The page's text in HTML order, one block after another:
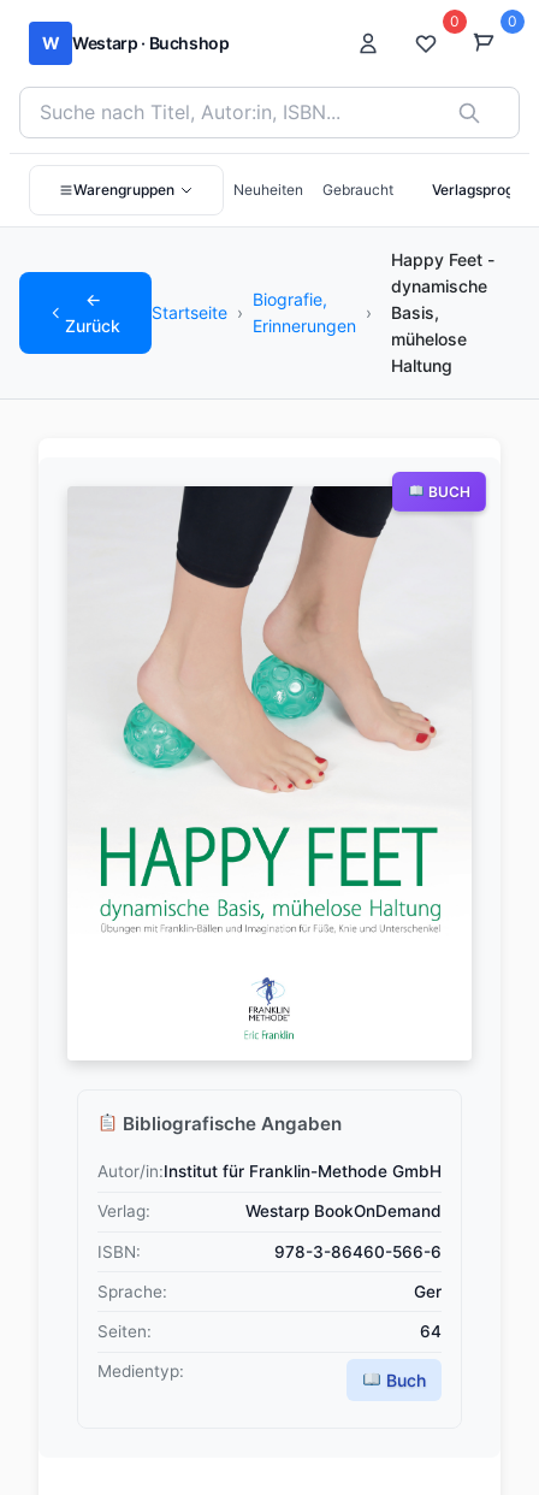
W Westarp · Buchshop
Bücher suchen nach Titel, Autor:in oder ISBN
0 0
Warengruppen Neuheiten Gebraucht
←
Zurück
Startseite ›
Biografie,
Erinnerungen
›
Happy Feet -
dynamische
Basis,
mühelose
Haltung
Bibliografische Angaben
Autor/in:Institut für Franklin-Methode GmbH
Verlag: Westarp BookOnDemand
ISBN: 978-3-86460-566-6
Sprache: Ger
Seiten: 64
Medientyp: Buch
BUCH